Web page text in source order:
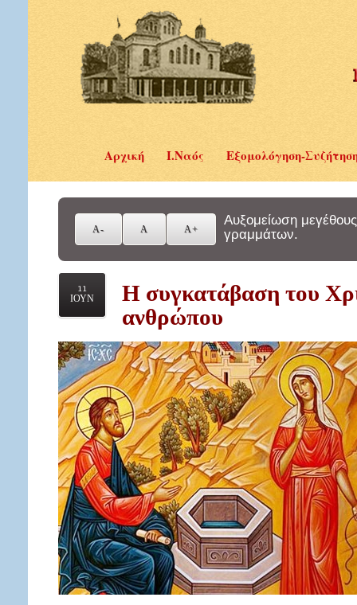
Αρχική Ι.Ναός Εξομολόγηση-
Αυξομείωση μεγέθους
γραμμάτων.
11
ΙΟΥΝ
Η συγκατάβαση του
ανθρώπου